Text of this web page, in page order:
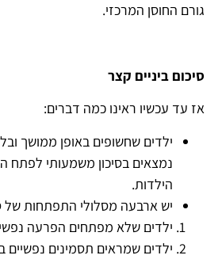
גורם החוסן המרכזי.
סיכום ביניים קצר
אז עד עכשיו ראינו כמה דברים:
ילדים שחשופים באופן ממושך
נמצאים בסיכון משמעותי לפתח
הילדות.
יש ארבעה מסלולי התפתחות של
ילדים שלא מפתחים הפרעה
ילדים שמראים תסמינים